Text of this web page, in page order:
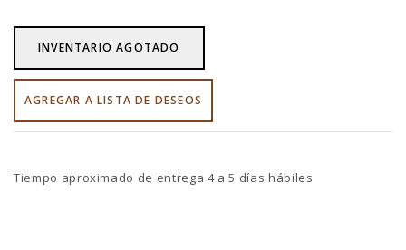
INVENTARIO AGOTADO
AGREGAR A LISTA DE DESEOS
Tiempo aproximado de entrega 4 a 5 días hábiles